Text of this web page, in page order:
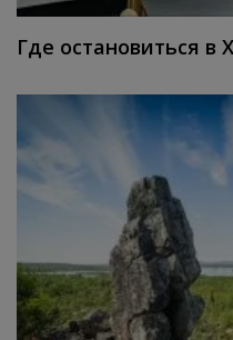
Где остановиться в